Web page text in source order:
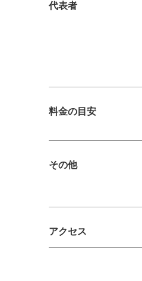
代表者
料金の目安
その他
アクセス